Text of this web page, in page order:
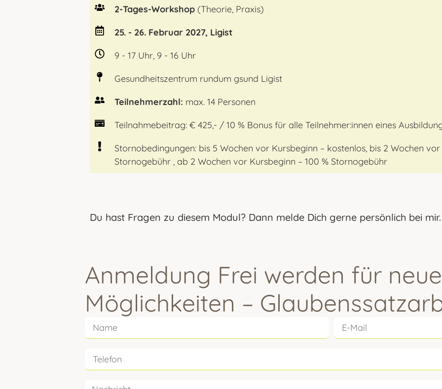
2-Tages-Workshop (Theorie, Praxis)
25. - 26. Februar 2027, Ligist
9 - 17 Uhr, 9 - 16 Uhr
Gesundheitszentrum rundum gsund Ligist
Teilnehmerzahl: max. 14 Personen
Teilnahmebeitrag: € 425,- / 10 % Bonus für alle Teilnehmer:innen eines
Stornobedingungen: bis 5 Wochen vor Kursbeginn – kostenlos, bis 2 Wochen
Stornogebühr , ab 2 Wochen vor Kursbeginn – 100 % Stornogebühr
Du hast Fragen zu diesem Modul? Dann melde Dich gerne persönlich bei
Anmeldung Frei werden für neue
Möglichkeiten –